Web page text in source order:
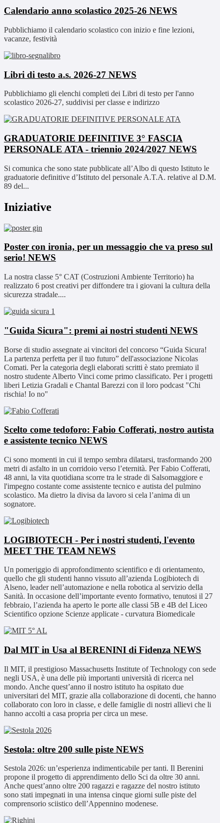
Calendario anno scolastico 2025-26 NEWS
Pubblichiamo il calendario scolastico con inizio e fine lezioni,
vacanze, festività
Libri di testo a.s. 2026-27 NEWS
Pubblichiamo gli elenchi completi dei Libri di testo per l'anno
scolastico 2026-27, suddivisi per classe e indirizzo
GRADUATORIE DEFINITIVE 3° FASCIA
PERSONALE ATA - triennio 2024/2027 NEWS
Si comunica che sono state pubblicate all’Albo di questo Istituto le
graduatorie definitive d’Istituto del personale A.T.A. relative al D.M.
89 del...
Iniziative
Poster con ironia, per un messaggio che va preso sul
serio! NEWS
La nostra classe 5° CAT (Costruzioni Ambiente Territorio) ha
realizzato 6 post creativi per diffondere tra i giovani la cultura della
sicurezza stradale....
"Guida Sicura": premi ai nostri studenti NEWS
Borse di studio assegnate ai vincitori del concorso “Guida Sicura!
La partenza perfetta per il tuo futuro” dell'associazione Nicolas
Comati. Per la categoria degli elaborati scritti è stato premiato il
nostro studente Alberto Vinci come primo classificato. Per i progetti
liberi Letizia Gradali e Chantal Barezzi con il loro podcast "Chi
rischia! Io no"
Scelto come tedoforo: Fabio Cofferati, nostro autista
e assistente tecnico NEWS
Ci sono momenti in cui il tempo sembra dilatarsi, trasformando 200
metri di asfalto in un corridoio verso l’eternità. Per Fabio Cofferati,
48 anni, la vita quotidiana scorre tra le strade di Salsomaggiore e
l'impegno costante come assistente tecnico e autista del pulmino
scolastico. Ma dietro la divisa da lavoro si cela l’anima di un
sognatore.
LOGIBIOTECH - Per i nostri studenti, l'evento
MEET THE TEAM NEWS
Un pomeriggio di approfondimento scientifico e di orientamento,
quello che gli studenti hanno vissuto all’azienda Logibiotech di
Alseno, leader nell’automazione e nella robotica al servizio della
Sanità. In occasione dell’importante evento formativo, tenutosi il 27
febbraio, l’azienda ha aperto le porte alle classi 5B e 4B del Liceo
Scientifico opzione Scienze applicate - curvatura Biomedicale
Dal MIT in Usa al BERENINI di Fidenza NEWS
Il MIT, il prestigioso Massachusetts Institute of Technology con sede
negli USA, è una delle più importanti università di ricerca nel
mondo. Anche quest’anno il nostro istituto ha ospitato due
universitari del MIT, grazie alla collaborazione di docenti, che hanno
collaborato con loro in classe, e delle famiglie di nostri allievi che li
hanno accolti a casa propria per circa un mese.
Sestola: oltre 200 sulle piste NEWS
Sestola 2026: un’esperienza indimenticabile per tanti. Il Berenini
propone il progetto di apprendimento dello Sci da oltre 30 anni.
Anche quest’anno oltre 200 ragazzi e ragazze del nostro istituto
sono stati impegnati in una intensa cinque giorni sulle piste del
comprensorio sciistico dell’Appennino modenese.